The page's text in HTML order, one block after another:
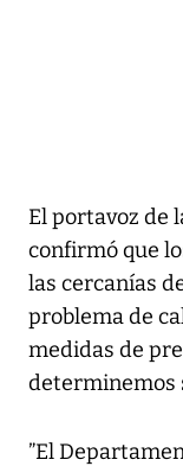
El portavoz de
confirmó que
las cercanías
problema de
medidas de
determinemos
”El